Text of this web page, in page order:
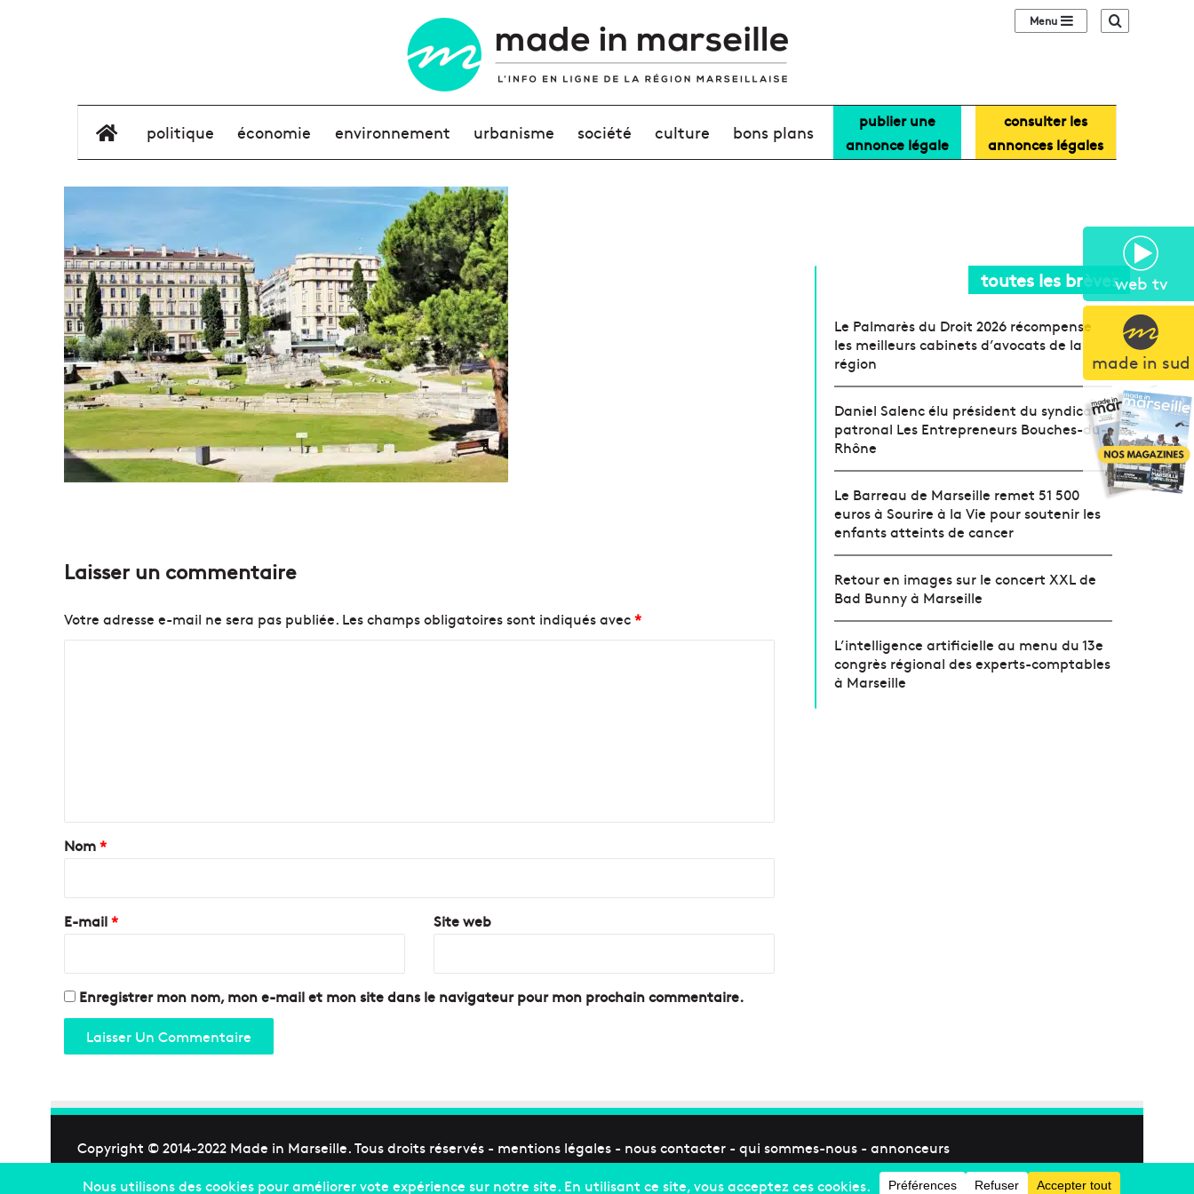
web tv
made in sud
Sidebar (barre
élément de menu
politique économie environnement urbanisme société culture bons plans
publier une
annonce légale
consulter les
annonces légales
Laisser un commentaire
Votre adresse e-mail ne sera pas publiée. Les champs obligatoires sont indiqués avec*
a
r
e
Nom*
E-mail* Site web
Enregistrer mon nom, mon e-mail et mon site dans le navigateur pour mon prochain commentaire.
toutes les brèves
Le Palmarès du Droit 2026 récompense
les meilleurs cabinets d’avocats de la
région
Daniel Salenc élu président du syndicat
patronal Les Entrepreneurs Bouches-du-
Rhône
Le Barreau de Marseille remet 51 500
euros à Sourire à la Vie pour soutenir les
enfants atteints de cancer
Retour en images sur le concert XXL de
Bad Bunny à Marseille
L’intelligence artificielle au menu du 13e
congrès régional des experts-comptables
à Marseille
Copyright © 2014-2022 Made in Marseille. Tous droits réservés - mentions légales - nous contacter - qui sommes-nous - annonceurs
Facebook
X Linkedin
YouTube
Instagram